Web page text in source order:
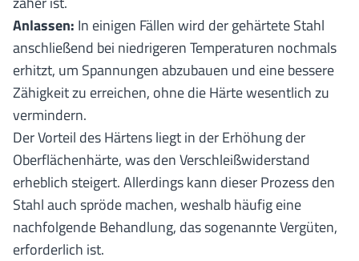
Anlassen: In einigen Fällen wird der gehärtete Stahl
anschließend bei niedrigeren Temperaturen nochmals
erhitzt, um Spannungen abzubauen und eine bessere
Zähigkeit zu erreichen, ohne die Härte wesentlich zu
vermindern.
Der Vorteil des Härtens liegt in der Erhöhung der
Oberflächenhärte, was den Verschleißwiderstand
erheblich steigert. Allerdings kann dieser Prozess den
Stahl auch spröde machen, weshalb häufig eine
nachfolgende Behandlung, das sogenannte Vergüten,
erforderlich ist.